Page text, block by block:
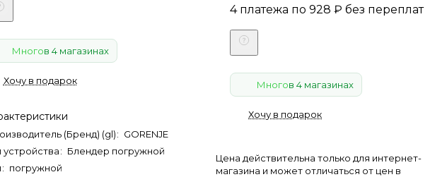
Многов 4 магазинах
Хочу в подарок
(Бренд) (gl): GORENJE
устройства: Блендер погружной
: погружной
4 платежа по928₽без переплат
Многов 4 магазинах
Хочу в подарок
Цена действительна только для интернет-
магазина и может отличаться от цен в